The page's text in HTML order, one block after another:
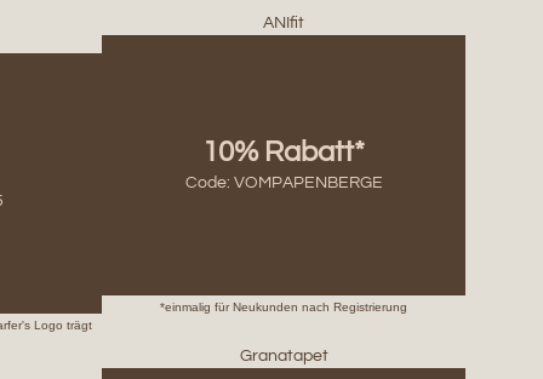
Logo trägt
ANIfit
10% Rabatt*
Code: VOMPAPENBERGE
*einmalig für Neukunden nach Registrierung
Granatapet